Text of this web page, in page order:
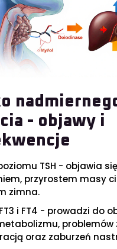
- objawy i
TSH - objawia się
przyrostem masy
zimna.
i FT4 - prowadzi do
problemów
oraz zaburzeń